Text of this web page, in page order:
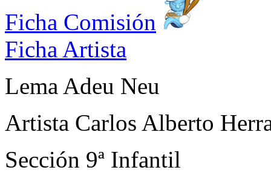
Ficha Comisión
Ficha Artista
Lema Adeu Neu
Artista Carlos Alberto
Sección 9ª Infantil